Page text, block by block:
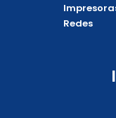
Redes